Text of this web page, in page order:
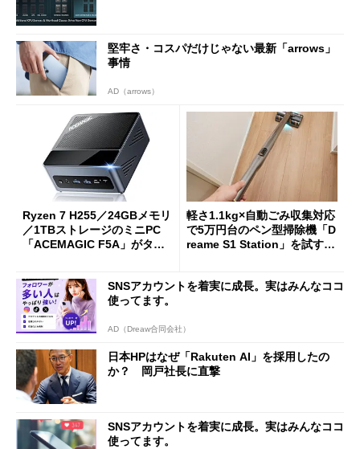
堅牢さ・コスパだけじゃない最新「arrows」
事情
AD（arrows）
Ryzen 7 H255／24GBメモリ
／1TBストレージのミニPC
「ACEMAGIC F5A」がタイ
軽さ1.1kg×自動ごみ収集対応
で5万円台のペン型掃除機「D
reame S1 Station」を試す
SNSアカウントを着実に成長。実はみんなココ
使ってます。
AD（Dreaw合同会社）
日本HPはなぜ「Rakuten AI」を採用したの
か？ 岡戸社長に直撃
SNSアカウントを着実に成長。実はみんなココ
使ってます。